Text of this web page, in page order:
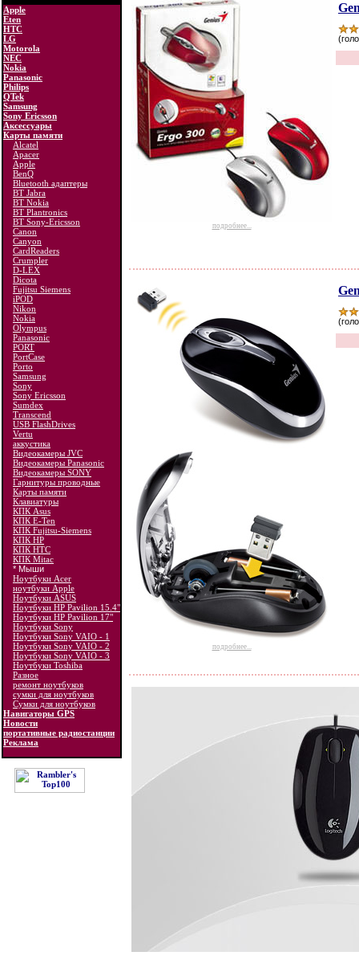
Apple
Eten
HTC
LG
Motorola
NEC
Nokia
Panasonic
Philips
QTek
Samsung
Sony Ericsson
Аксессуары
Карты памяти
Alcatel
Apacer
Apple
BenQ
Bluetooth адаптеры
BT Jabra
BT Nokia
BT Plantronics
BT Sony-Ericsson
Canon
Canyon
CardReaders
Crumpler
D-LEX
Dicota
Fujitsu Siemens
iPOD
Nikon
Nokia
Olympus
Panasonic
PORT
PortCase
Porto
Samsung
Sony
Sony Ericsson
Sumdex
Transcend
USB FlashDrives
Vertu
аккустика
Видеокамеры JVC
Видеокамеры Panasonic
Видеокамеры SONY
Гарнитуры проводные
Карты памяти
Клавиатуры
КПК Asus
КПК E-Ten
КПК Fujitsu-Siemens
КПК HP
КПК HTC
КПК Mitac
* Мыши
Ноутбуки Acer
ноутбуки Apple
Ноутбуки ASUS
Ноутбуки HP Pavilion 15.4"
Ноутбуки HP Pavilion 17"
Ноутбуки Sony
Ноутбуки Sony VAIO - 1
Ноутбуки Sony VAIO - 2
Ноутбуки Sony VAIO - 3
Ноутбуки Toshiba
Разное
ремонт ноутбуков
сумки для ноутбуков
Сумки для ноутбуков
Навигаторы GPS
Новости
портативные радиостанции
Реклама
подробнее...
подробнее...